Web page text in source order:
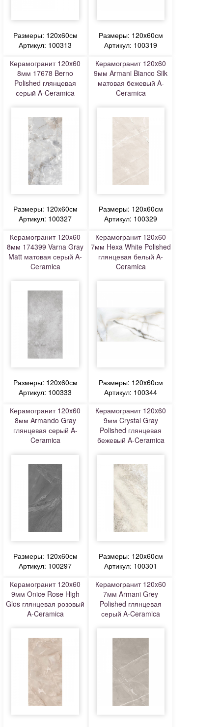
Размеры: 120x60см
Артикул: 100313
Размеры: 120x60см
Артикул: 100319
Керамогранит 120x60
8мм 17678 Berno
Polished глянцевая
серый A-Ceramica
Размеры: 120x60см
Артикул: 100327
Керамогранит 120x60
9мм Armani Bianco Silk
матовая бежевый A-
Ceramica
Размеры: 120x60см
Артикул: 100329
Керамогранит 120x60
8мм 174399 Varna Gray
Matt матовая серый A-
Ceramica
Размеры: 120x60см
Артикул: 100333
Керамогранит 120x60
7мм Hexa White Polished
глянцевая белый A-
Ceramica
Размеры: 120x60см
Артикул: 100344
Керамогранит 120x60
8мм Armando Gray
глянцевая серый A-
Ceramica
Размеры: 120x60см
Артикул: 100297
Керамогранит 120x60
9мм Crystal Gray
Polished глянцевая
бежевый A-Ceramica
Размеры: 120x60см
Артикул: 100301
Керамогранит 120x60
9мм Onice Rose High
Glos глянцевая розовый
A-Ceramica
Керамогранит 120x60
7мм Armani Grey
Polished глянцевая
серый A-Ceramica